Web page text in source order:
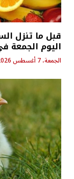
قبل ما تنزل
اليوم الجمعة
الجمعة، 7 أغسطس 2026 - 8:53 ص